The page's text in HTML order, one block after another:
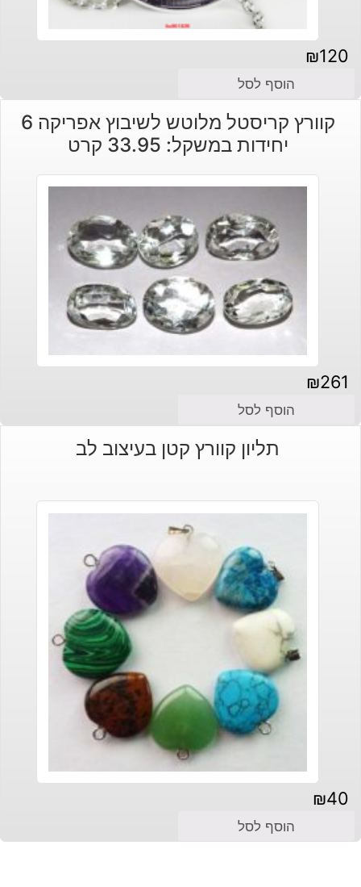
₪120
הוסף לסל
קוורץ קריסטל מלוטש לשיבוץ אפריקה 6
יחידות במשקל: 33.95 קרט
₪261
הוסף לסל
תליון קוורץ קטן בעיצוב לב
₪40
הוסף לסל